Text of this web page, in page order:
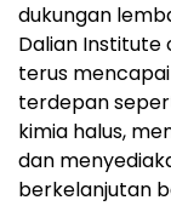
dukungan
Dalian Institute
terus
terdepan
kimia halus,
dan
berkelanjutan